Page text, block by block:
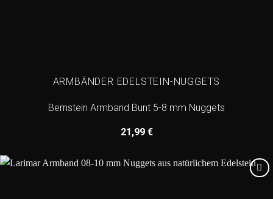
ARMBÄNDER EDELSTEIN-NUGGETS
Bernstein Armband Bunt 5-8 mm Nuggets
21,99 €